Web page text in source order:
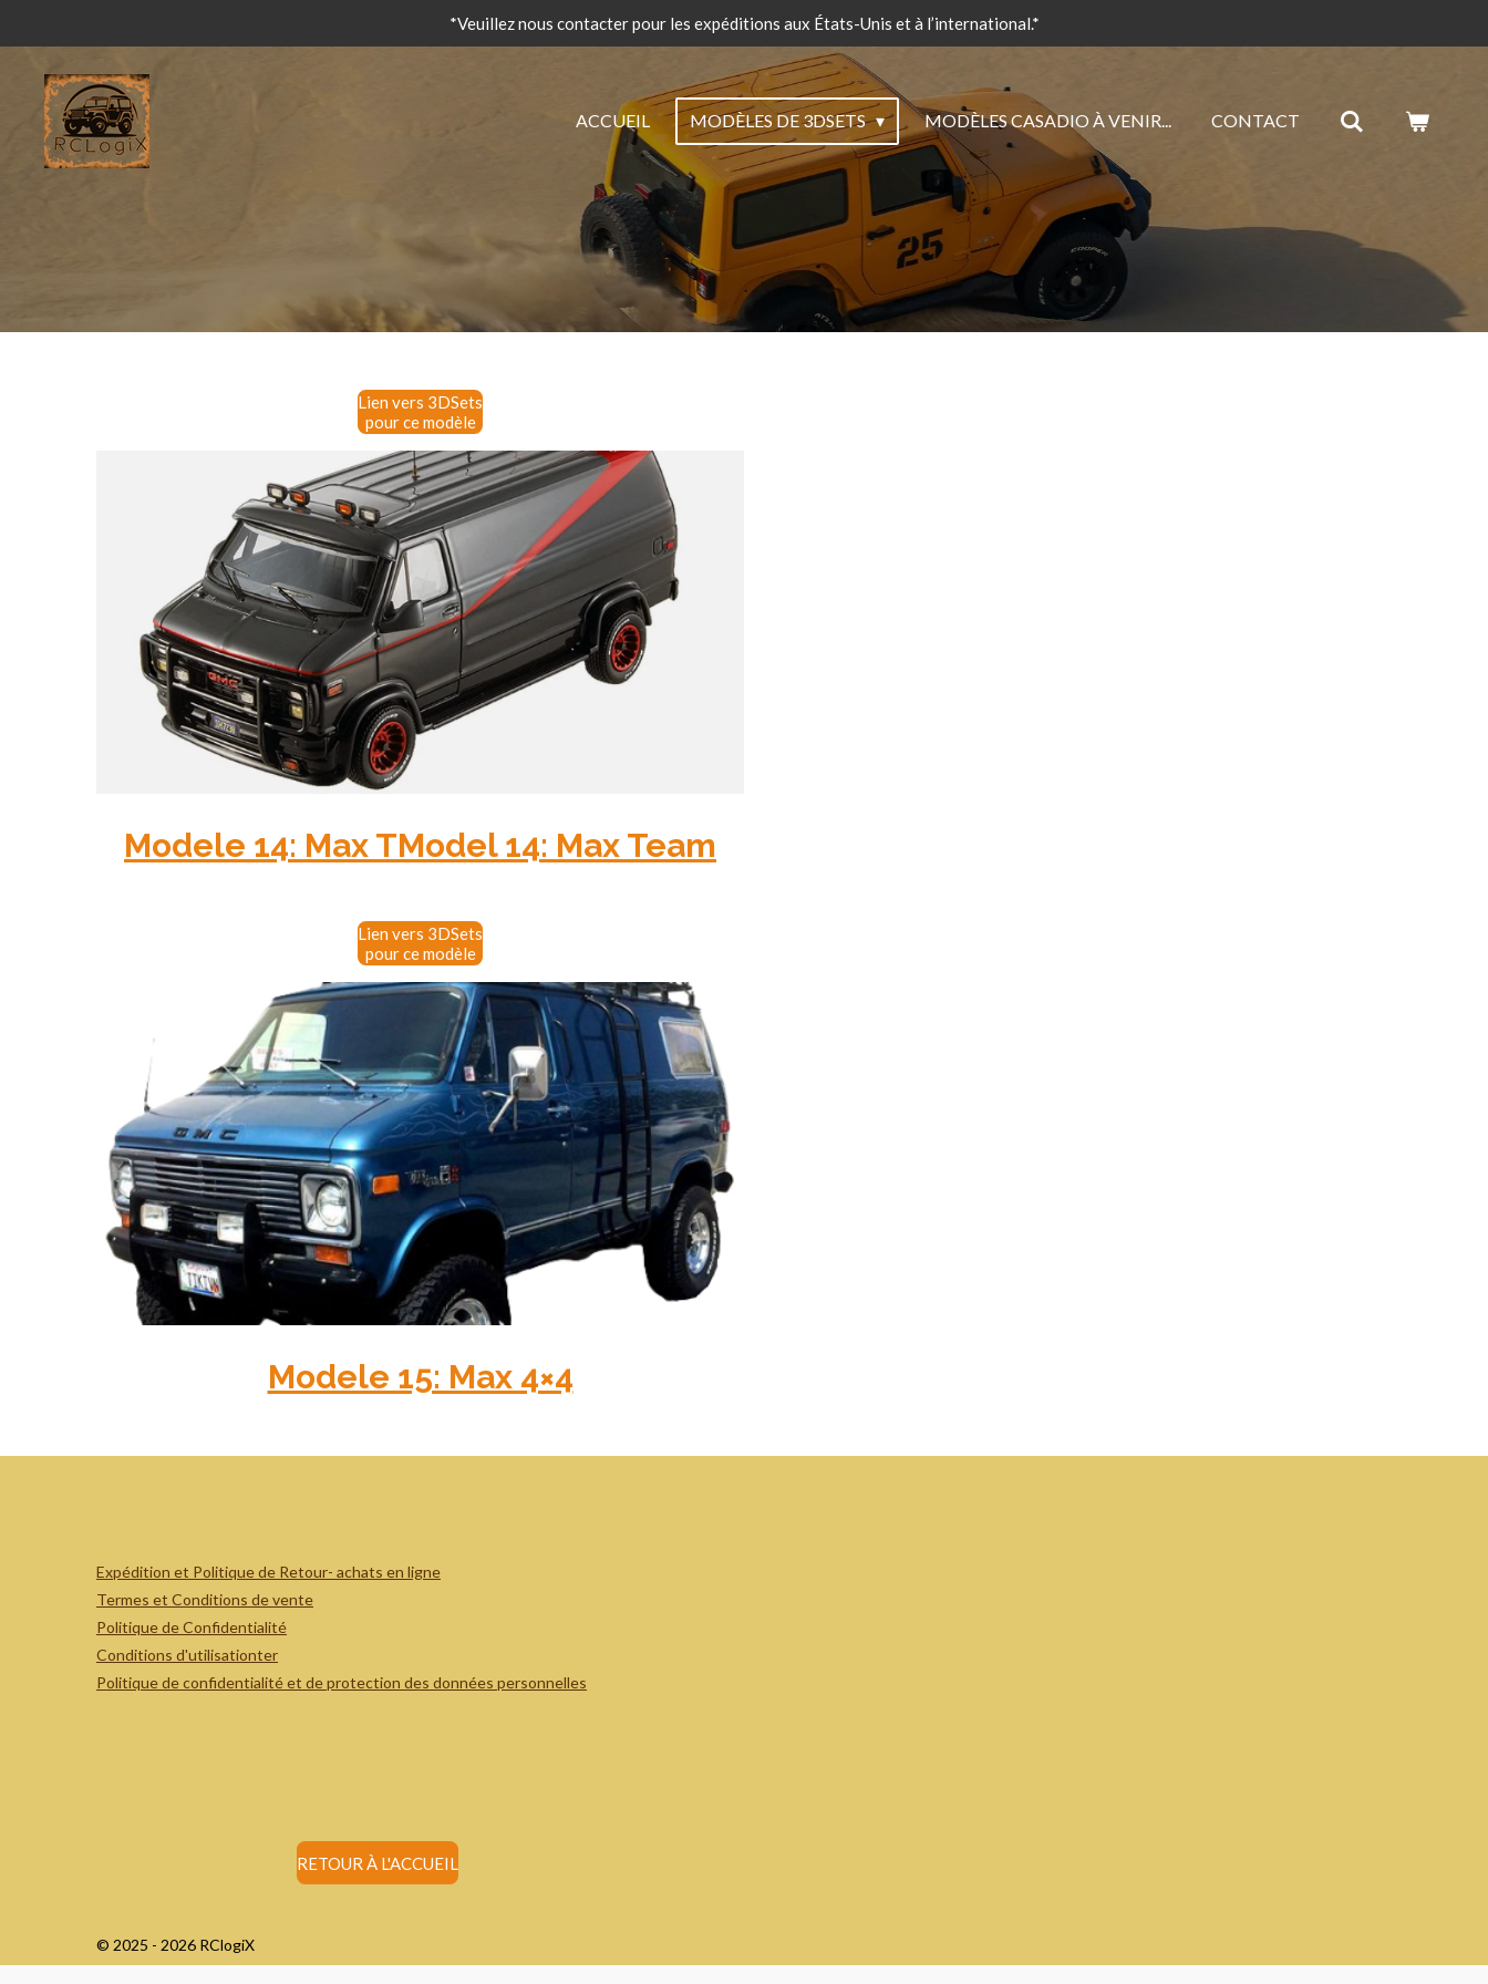
contenu
principal
*Veuillez nous contacter pour les expéditions aux États-Unis et à l’international.*
ACCUEIL MODÈLES DE 3DSETS MODÈLES CASADIO À VENIR... CONTACT
Lien vers 3DSets
pour ce modèle
Modele 14: Max TModel 14: Max Team
Lien vers 3DSets
pour ce modèle
Modele 15: Max 4×4
Expédition et Politique de Retour- achats en ligne
Termes et Conditions de vente
Politique de Confidentialité
Conditions d'utilisationter
Politique de confidentialité et de protection des données personnelles
RETOUR À L'ACCUEIL
© 2025 - 2026 RClogiX